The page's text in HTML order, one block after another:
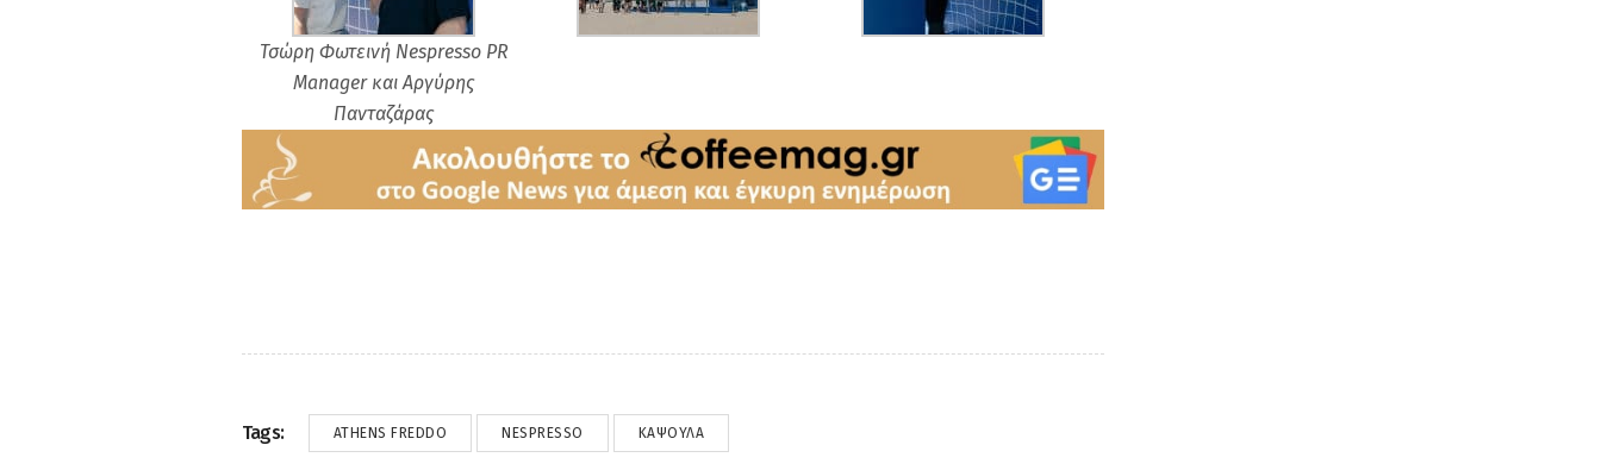
Τσώρη Φωτεινή Nespresso PR
Manager και Αργύρης
Πανταζάρας
Tags: ATHENS FREDDO NESPRESSO ΚΆΨΟΥΛΑ